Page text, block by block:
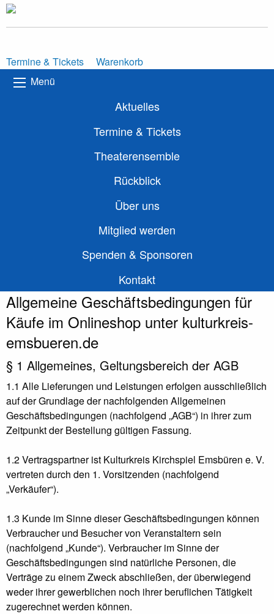
Termine & Tickets
Warenkorb
Menü
Aktuelles
Termine & Tickets
Theaterensemble
Rückblick
Über uns
Mitglied werden
Spenden & Sponsoren
Kontakt
Allgemeine Geschäftsbedingungen für
Käufe im Onlineshop unter kulturkreis-
emsbueren.de
§ 1 Allgemeines, Geltungsbereich der AGB
1.1 Alle Lieferungen und Leistungen erfolgen ausschließlich
auf der Grundlage der nachfolgenden Allgemeinen
Geschäftsbedingungen (nachfolgend „AGB“) in ihrer zum
Zeitpunkt der Bestellung gültigen Fassung.
1.2 Vertragspartner ist Kulturkreis Kirchspiel Emsbüren e. V.
vertreten durch den 1. Vorsitzenden (nachfolgend
„Verkäufer“).
1.3 Kunde im Sinne dieser Geschäftsbedingungen können
Verbraucher und Besucher von Veranstaltern sein
(nachfolgend „Kunde“). Verbraucher im Sinne der
Geschäftsbedingungen sind natürliche Personen, die
Verträge zu einem Zweck abschließen, der überwiegend
weder ihrer gewerblichen noch ihrer beruflichen Tätigkeit
zugerechnet werden können.